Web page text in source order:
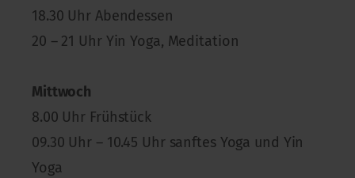
18.30 Uhr Abendessen
20 – 21 Uhr Yin Yoga, Meditation
Mittwoch
8.00 Uhr Frühstück
09.30 Uhr – 10.45 Uhr sanftes Yoga und Yin
Yoga